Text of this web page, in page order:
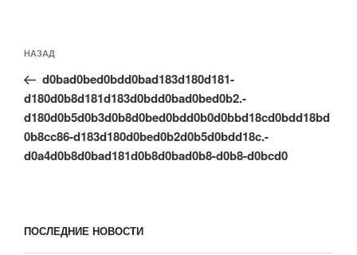
по
записям
Предыдущая
запись:
НАЗАД
d0bad0bed0bdd0bad183d180d181-
d180d0b8d181d183d0bdd0bad0bed0b2.-
d180d0b5d0b3d0b8d0bed0bdd0b0d0bbd18cd0bdd18bd
0b8cc86-d183d180d0bed0b2d0b5d0bdd18c.-
d0a4d0b8d0bad181d0b8d0bad0b8-d0b8-d0bcd0
ПОСЛЕДНИЕ НОВОСТИ